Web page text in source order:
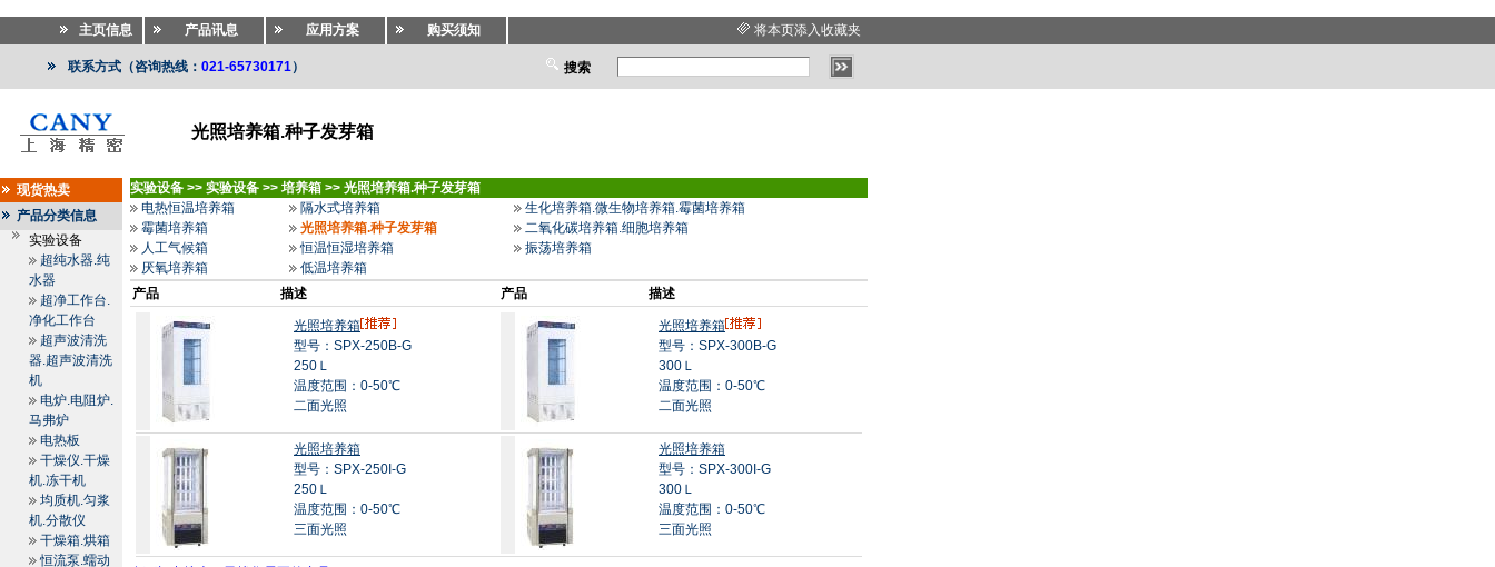
主页信息 产品讯息 应用方案 购买须知 将本页添入收藏夹
联系方式（咨询热线： 021-65730171） 搜索
光照培养箱.种子发芽箱
现货热卖
产品分类信息
实验设备
超纯水器.纯
水器
超净工作台.
净化工作台
超声波清洗
器.超声波清洗
机
电炉.电阻炉.
马弗炉
电热板
干燥仪.干燥
机.冻干机
均质机.匀浆
机.分散仪
干燥箱.烘箱
恒流泵.蠕动
实验设备 >> 实验设备 >> 培养箱 >> 光照培养箱.种子发芽箱
电热恒温培养箱
隔水式培养箱
生化培养箱.微生物培养箱.霉菌培养箱
霉菌培养箱
光照培养箱.种子发芽箱
二氧化碳培养箱.细胞培养箱
人工气候箱
恒温恒湿培养箱
振荡培养箱
厌氧培养箱
低温培养箱
产品
描述 产品 描述
光照培养箱
型号：SPX-250B-G
250Ｌ
温度范围：0-50℃
二面光照
光照培养箱
型号：SPX-300B-G
300Ｌ
温度范围：0-50℃
二面光照
光照培养箱
型号：SPX-250I-G
250Ｌ
温度范围：0-50℃
三面光照
光照培养箱
型号：SPX-300I-G
300Ｌ
温度范围：0-50℃
三面光照